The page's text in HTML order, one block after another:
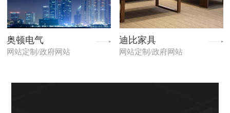
奥顿电气
网站定制/政府网站
迪比家具
网站定制/政府网站